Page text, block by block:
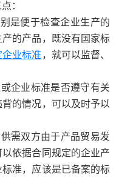
：
是便于检查企业生产的
的产品，既没有国家标
业标准 ，就可以监督、
企业标准是否遵守有关
的情况，可以及时予以
需双方由于产品贸易发
依据合同规定的企业产
准，应该是已备案的标